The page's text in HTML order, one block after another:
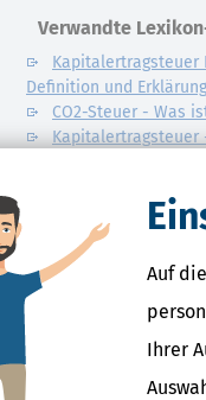
Auf
Ihrer
Verwandte
Kapitalertragsteuer
Definition und Erklärung
CO2-Steuer - Was
Kapitalertragsteuer